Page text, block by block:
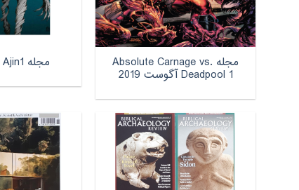
مجله Absolute Carnage vs.
Deadpool 1 آگوست 2019
مجله Ajin1 مارچ 2013